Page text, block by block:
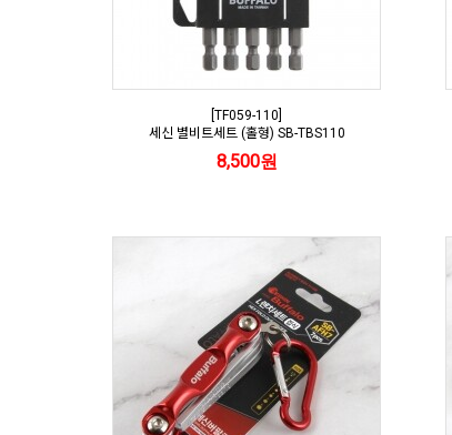
[TF059-110]
세신 별비트세트 (홀형) SB-TBS110
8,500원